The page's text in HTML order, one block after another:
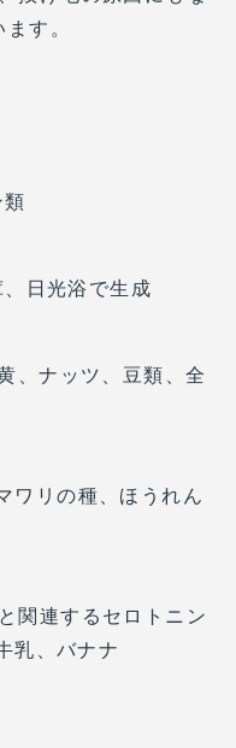
す。
日光浴で生成
、ナッツ、豆類、全
ワリの種、ほうれん
関連するセロトニン
乳、バナナ